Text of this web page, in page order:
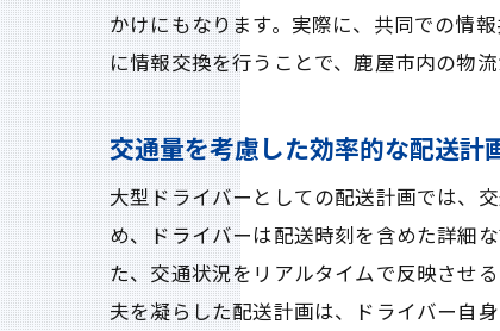
かけにもなります。実際に、共同での情
に情報交換を行うことで、鹿屋市内の物
交通量を考慮した効率的な配送計
大型ドライバーとしての配送計画では、
め、ドライバーは配送時刻を含めた詳細
た、交通状況をリアルタイムで反映させ
夫を凝らした配送計画は、ドライバー自